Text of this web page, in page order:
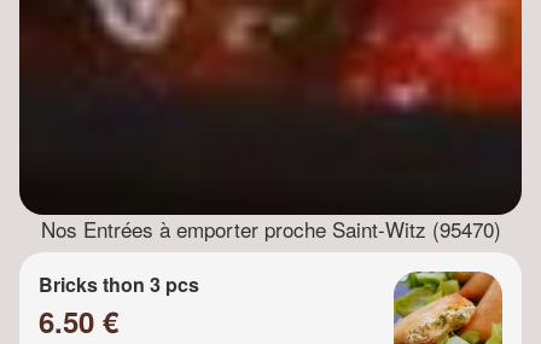
Nos Entrées à emporter proche Saint-Witz (95470)
Bricks thon 3 pcs
6.50 €